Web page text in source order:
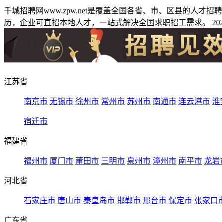
千城招聘网www.zpw.net是覆盖全国各省、市、区县的人才
历，企业可直招本地人才，一站式解决全国求职招工需求。
江苏省
南京市 无锡市 徐州市 常州市 苏州市 南通市 连云港市 淮
宿迁市
福建省
福州市 厦门市 莆田市 三明市 泉州市 漳州市 南平市 龙岩
河北省
石家庄市 唐山市 秦皇岛市 邯郸市 邢台市 保定市 张家口
广东省